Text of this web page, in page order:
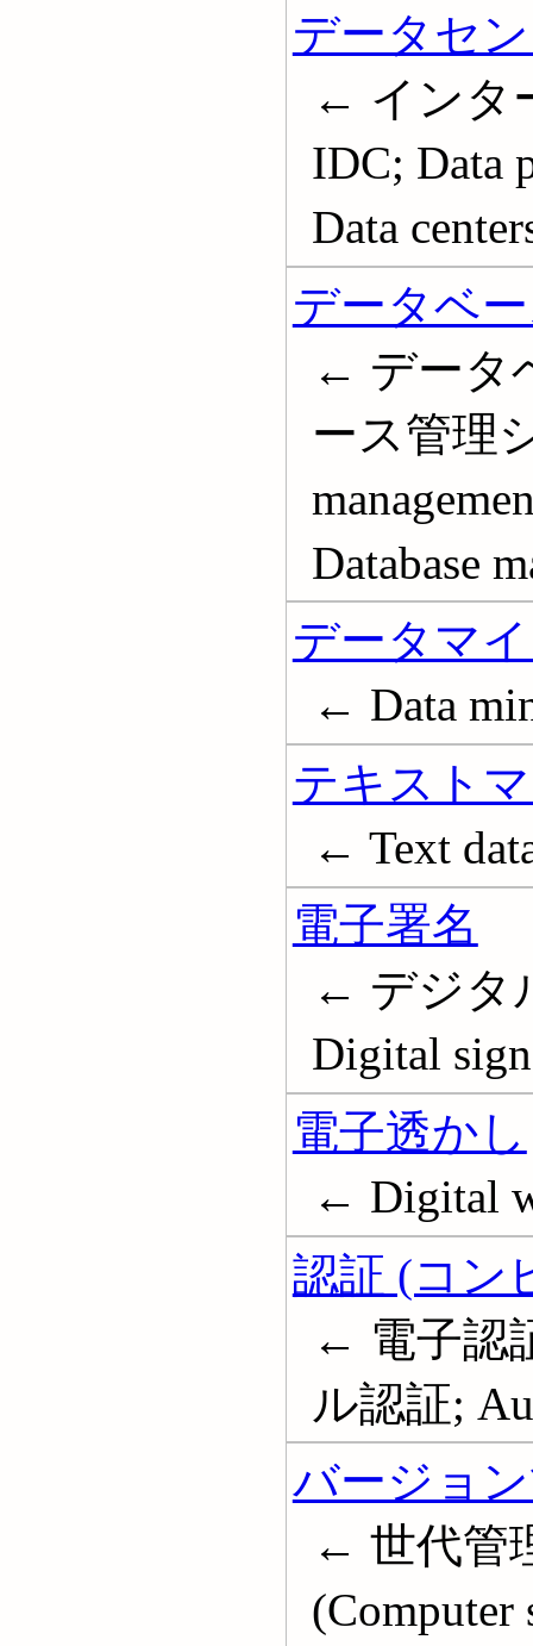
データセ
← インタ
IDC; Data
Data
データベ
← データ
ース管理
Database
データマ
← Data
テキスト
← Text
電子署名
← デジタ
Digital
電子透かし
← Digital
認証 (コン
← 電子認
ル認証;
バージョ
← 世代管
(Computer